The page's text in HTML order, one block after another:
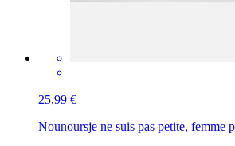
25,99 €
Nounoursje ne suis pas petite, femme